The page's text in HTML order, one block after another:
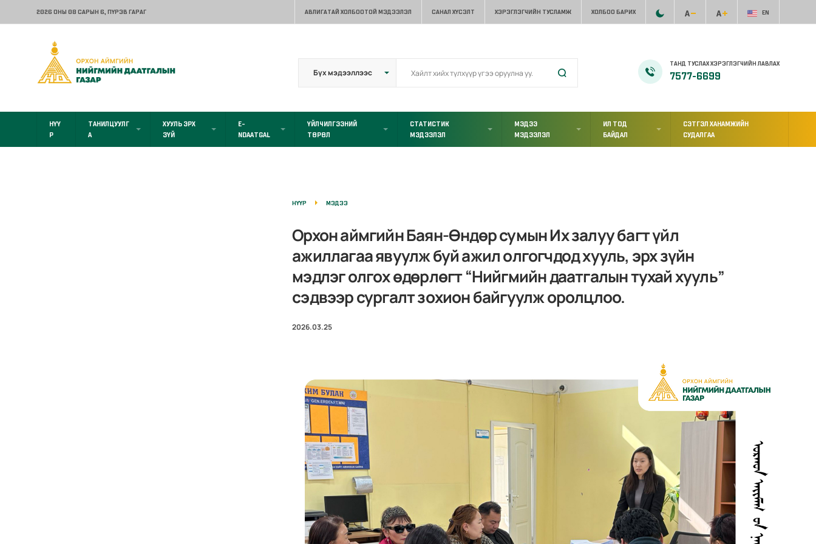
2026 ОНЫ 08 САРЫН 6, ПҮРЭВ ГАРАГ АВЛИГАТАЙ ХОЛБООТОЙ МЭДЭЭЛЭЛ САНАЛ ХҮСЭЛТ ХЭРЭГЛЭГЧИЙН ТУСЛАМЖ ХОЛБОО БАРИХ EN
ТАНД ТУСЛАХ ХЭРЭГЛЭГЧИЙН ЛАВЛАХ
7577-6699
НҮҮ
Р
ТАНИЛЦУУЛГ
А
ХУУЛЬ ЭРХ
ЗҮЙ
E-
NDAATGAL
ҮЙЛЧИЛГЭЭНИЙ
ТӨРӨЛ
СТАТИСТИК
МЭДЭЭЛЭЛ
МЭДЭЭ
МЭДЭЭЛЭЛ
ИЛ ТОД
БАЙДАЛ
СЭТГЭЛ ХАНАМЖИЙН
СУДАЛГАА
НҮҮР МЭДЭЭ
Орхон аймгийн Баян-Өндөр сумын Их залуу багт үйл
ажиллагаа явуулж буй ажил олгогчдод хууль, эрх зүйн
мэдлэг олгох өдөрлөгт “Нийгмийн даатгалын тухай хууль”
сэдвээр сургалт зохион байгуулж оролцлоо.
2026.03.25